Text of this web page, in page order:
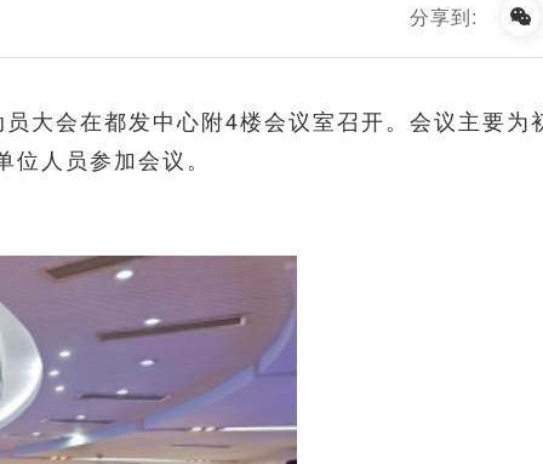
分享到:
大会在都发中心附4楼会议室召开。会议主要为
人员参加会议。